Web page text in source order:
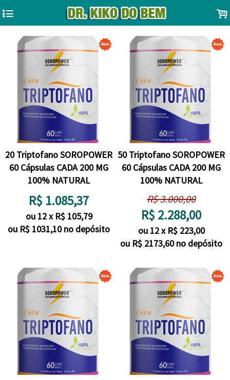
4 .
20 Triptofano SOROPOWER
60 Cápsulas CADA 200 MG
100% NATURAL
R$ 1.085,37
ou 12x R$ 105,79
ou R$ 1031,10 no depósito
50 Triptofano SOROPOWER
60 Cápsulas CADA 200 MG
100% NATURAL
R$3.000,00
R$ 2.288,00
ou 12x R$ 223,00
ou R$ 2173,60 no depósito